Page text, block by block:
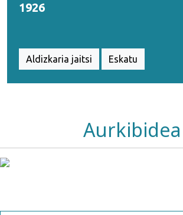
1926
Aldizkaria jaitsi Eskatu
Aurkibidea